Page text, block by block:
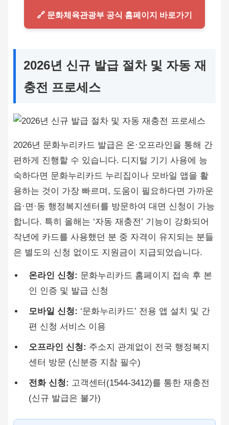
🔗 문화체육관광부 공식 홈페이지 바로가기
2026년 신규 발급 절차 및 자동 재
충전 프로세스
2026년 문화누리카드 발급은 온·오프라인을 통해 간
편하게 진행할 수 있습니다. 디지털 기기 사용에 능
숙하다면 문화누리카드 누리집이나 모바일 앱을 활
용하는 것이 가장 빠르며, 도움이 필요하다면 가까운
읍·면·동 행정복지센터를 방문하여 대면 신청이 가능
합니다. 특히 올해는 ‘자동 재충전’ 기능이 강화되어
작년에 카드를 사용했던 분 중 자격이 유지되는 분들
은 별도의 신청 없이도 지원금이 지급되었습니다.
온라인 신청: 문화누리카드 홈페이지 접속 후 본
인 인증 및 발급 신청
모바일 신청: ‘문화누리카드’ 전용 앱 설치 및 간
편 신청 서비스 이용
오프라인 신청: 주소지 관계없이 전국 행정복지
센터 방문 (신분증 지참 필수)
전화 신청: 고객센터(1544-3412)를 통한 재충전
(신규 발급은 불가)